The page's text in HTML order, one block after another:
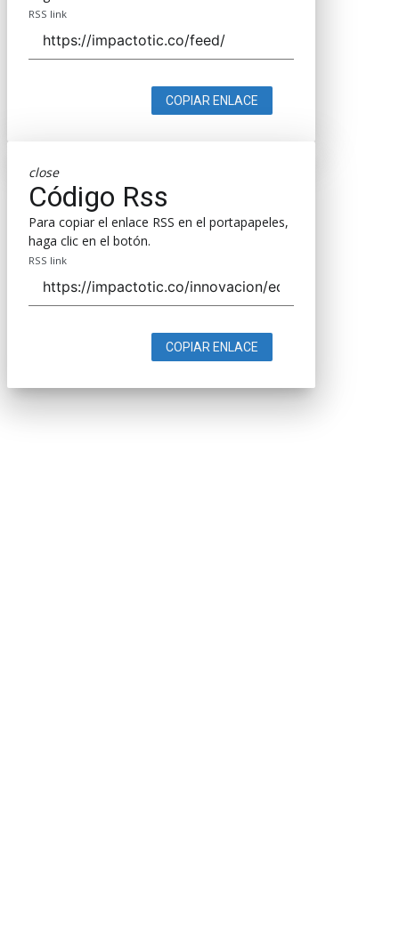
RSS link
COPIAR ENLACE
close
Código Rss
Para copiar el enlace RSS en el portapapeles,
haga clic en el botón.
RSS link
COPIAR ENLACE